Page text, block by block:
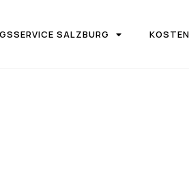
SALZBURG